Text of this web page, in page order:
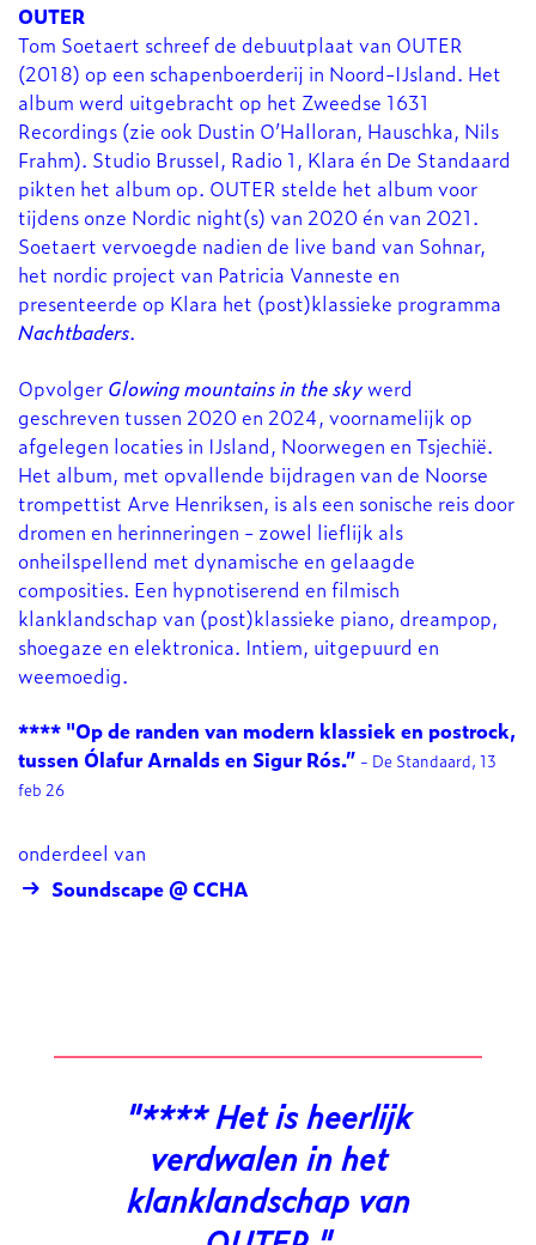
OUTER
Tom Soetaert schreef de debuutplaat van OUTER
(2018) op een schapenboerderij in Noord-IJsland. Het
album werd uitgebracht op het Zweedse 1631
Recordings (zie ook Dustin O’Halloran, Hauschka, Nils
Frahm). Studio Brussel, Radio 1, Klara én De Standaard
pikten het album op. OUTER stelde het album voor
tijdens onze Nordic night(s) van 2020 én van 2021.
Soetaert vervoegde nadien de live band van Sohnar,
het nordic project van Patricia Vanneste en
presenteerde op Klara het (post)klassieke programma
Nachtbaders.
Opvolger Glowing mountains in the skywerd
geschreven tussen 2020 en 2024, voornamelijk op
afgelegen locaties in IJsland, Noorwegen en Tsjechië.
Het album, met opvallende bijdragen van de Noorse
trompettist Arve Henriksen, is als een sonische reis door
dromen en herinneringen - zowel lieflijk als
onheilspellend met dynamische en gelaagde
composities. Een hypnotiserend en filmisch
klanklandschap van (post)klassieke piano, dreampop,
shoegaze en elektronica. Intiem, uitgepuurd en
weemoedig.
**** "Op de randen van modern klassiek en postrock,
tussen Ólafur Arnalds en Sigur Rós.” - De Standaard, 13
feb 26
onderdeel van
Soundscape @ CCHA
**** Het is heerlijk
verdwalen in het
klanklandschap van